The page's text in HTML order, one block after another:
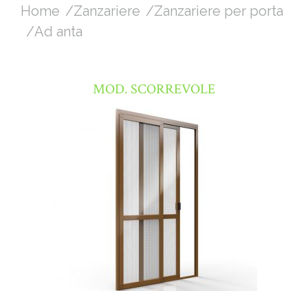
Tu sei qui:
Home Zanzariere
Zanzariere per porta
Ad anta
MOD. SCORREVOLE